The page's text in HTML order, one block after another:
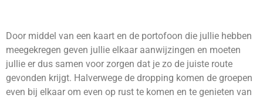
Door middel van een kaart en de portofoon die jullie hebben
meegekregen geven jullie elkaar aanwijzingen en moeten
jullie er dus samen voor zorgen dat je zo de juiste route
gevonden krijgt. Halverwege de dropping komen de groepen
even bij elkaar om even op rust te komen en te genieten van